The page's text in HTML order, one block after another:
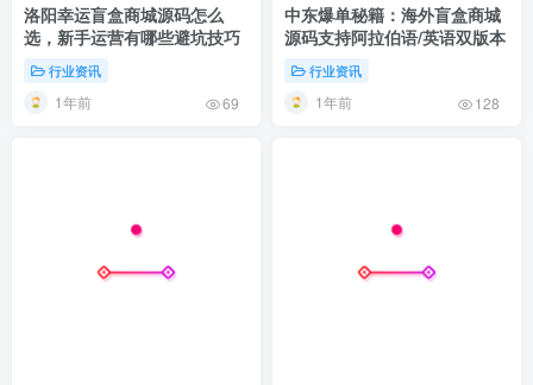
洛阳幸运盲盒商城源码怎么
选，新手运营有哪些避坑技巧
行业资讯
1年前 69
中东爆单秘籍：海外盲盒商城
源码支持阿拉伯语/英语双版本
行业资讯
1年前 128